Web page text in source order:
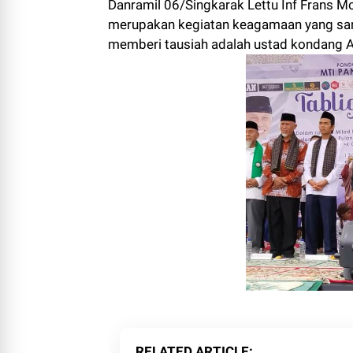
Danramil 06/Singkarak Lettu Inf Frans
merupakan kegiatan keagamaan yang
memberi tausiah adalah ustad kondang